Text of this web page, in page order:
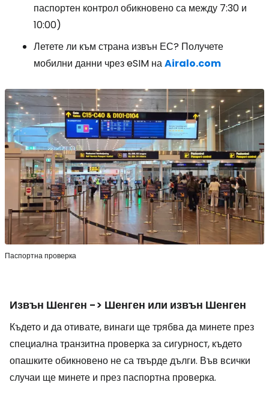
паспортен контрол обикновено са между 7:30 и
10:00)
Летете ли към страна извън ЕС? Получете
мобилни данни чрез eSIM наAiralo.com
Паспортна проверка
Извън Шенген -> Шенген или извън Шенген
Където и да отивате, винаги ще трябва да минете през
специална транзитна проверка за сигурност, където
опашките обикновено не са твърде дълги. Във всички
случаи ще минете и през паспортна проверка.